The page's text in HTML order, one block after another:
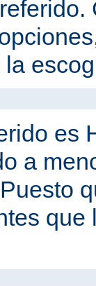
es
a
que